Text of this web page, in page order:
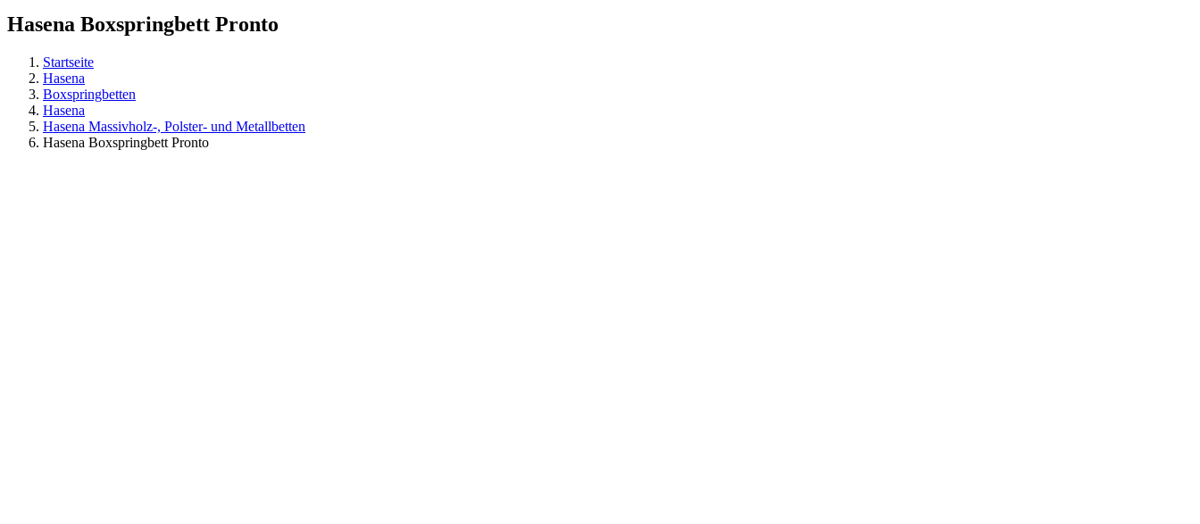
Hasena Boxspringbett Pronto
Startseite
Hasena
Boxspringbetten
Hasena
Hasena Massivholz-, Polster- und Metallbetten
Hasena Boxspringbett Pronto